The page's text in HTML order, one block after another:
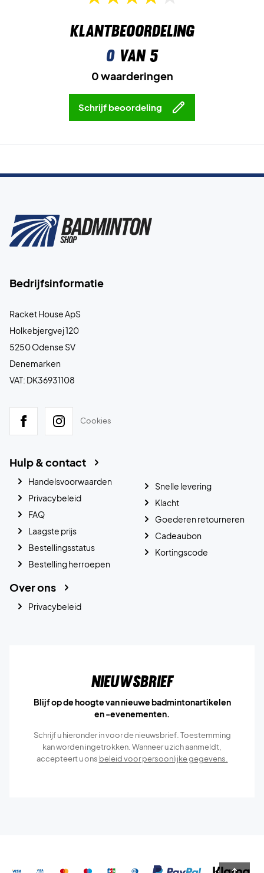
Klantbeoordeling
0van 5
0 waarderingen
Schrijf beoordeling
Bedrijfsinformatie
Racket House ApS
Holkebjergvej 120
5250 Odense SV
Denemarken
VAT: DK36931108
Cookies
Hulp & contact
Handelsvoorwaarden
Privacybeleid
FAQ
Laagste prijs
Bestellingsstatus
Bestelling herroepen
Snelle levering
Klacht
Goederen retourneren
Cadeaubon
Kortingscode
Over ons
Privacybeleid
Nieuwsbrief
Blijf op de hoogte van nieuwe badmintonartikelen
en -evenementen.
Schrijf u hieronder in voor de nieuwsbrief. Toestemming
kan worden ingetrokken. Wanneer u zich aanmeldt,
accepteert u ons beleid voor persoonlijke gegevens.